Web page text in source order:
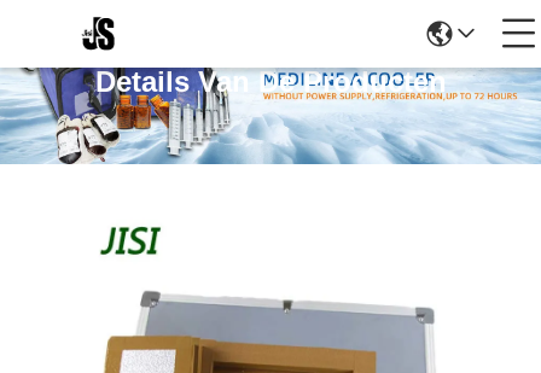
Details Van De Producten